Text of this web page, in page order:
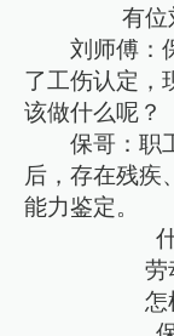
有位
刘师傅：
了工伤认定，
该做什么呢？
保哥：职
后，存在残疾
能力鉴定。
劳
怎